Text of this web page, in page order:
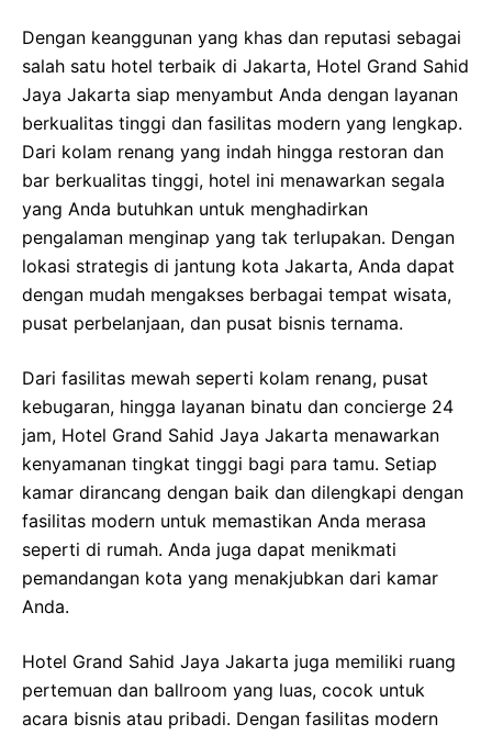
Dengan keanggunan yang khas dan reputasi sebagai
salah satu hotel terbaik di Jakarta, Hotel Grand Sahid
Jaya Jakarta siap menyambut Anda dengan layanan
berkualitas tinggi dan fasilitas modern yang lengkap.
Dari kolam renang yang indah hingga restoran dan
bar berkualitas tinggi, hotel ini menawarkan segala
yang Anda butuhkan untuk menghadirkan
pengalaman menginap yang tak terlupakan. Dengan
lokasi strategis di jantung kota Jakarta, Anda dapat
dengan mudah mengakses berbagai tempat wisata,
pusat perbelanjaan, dan pusat bisnis ternama.
Dari fasilitas mewah seperti kolam renang, pusat
kebugaran, hingga layanan binatu dan concierge 24
jam, Hotel Grand Sahid Jaya Jakarta menawarkan
kenyamanan tingkat tinggi bagi para tamu. Setiap
kamar dirancang dengan baik dan dilengkapi dengan
fasilitas modern untuk memastikan Anda merasa
seperti di rumah. Anda juga dapat menikmati
pemandangan kota yang menakjubkan dari kamar
Anda.
Hotel Grand Sahid Jaya Jakarta juga memiliki ruang
pertemuan dan ballroom yang luas, cocok untuk
acara bisnis atau pribadi. Dengan fasilitas modern